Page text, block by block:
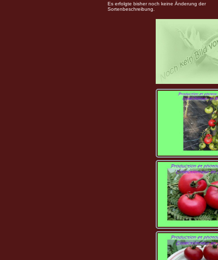
Es erfolgte bisher noch keine Änderung der
Sortenbeschreibung.